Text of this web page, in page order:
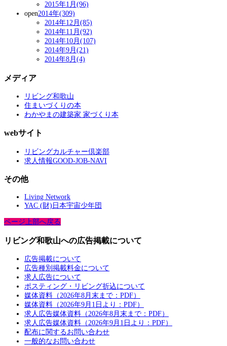
2015年1月(96)
open2014年(309)
2014年12月(85)
2014年11月(92)
2014年10月(107)
2014年9月(21)
2014年8月(4)
メディア
リビング和歌山
住まいづくりの本
わかやまの建築家 家づくり本
webサイト
リビングカルチャー倶楽部
求人情報GOOD-JOB-NAVI
その他
Living Network
YAC (財)日本宇宙少年団
ページ上部へ戻る
リビング和歌山への広告掲載について
広告掲載について
広告種別掲載料金について
求人広告について
ポスティング・リビング折込について
媒体資料（2026年8月末まで：PDF）
媒体資料（2026年9月1日より：PDF）
求人広告媒体資料（2026年8月末まで：PDF）
求人広告媒体資料（2026年9月1日より：PDF）
配布に関するお問い合わせ
一般的なお問い合わせ